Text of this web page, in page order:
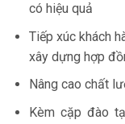
có hiệu quả
Tiếp xúc khách
xây dựng hợp
Nâng cao chất
Kèm cặp đào